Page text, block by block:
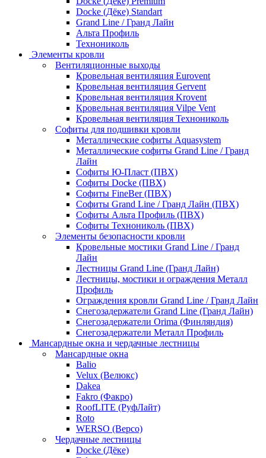
Docke (Дёке) Standart
Grand Line / Гранд Лайн
Альта Профиль
Технониколь
Элементы кровли
Вентиляционные выходы
Кровельная вентиляция Eurovent
Кровельная вентиляция Gervent
Кровельная вентиляция Krovent
Кровельная вентиляция Vilpe Vent
Кровельная вентиляция Технониколь
Cофиты для подшивки кровли
Металлические софиты Aquasystem
Металлические софиты Grand Line / Гранд
Лайн
Софиты Ю-Пласт (ПВХ)
Софиты Docke (ПВХ)
Софиты FineBer (ПВХ)
Софиты Grand Line / Гранд Лайн (ПВХ)
Софиты Альта Профиль (ПВХ)
Софиты Технониколь (ПВХ)
Элементы безопасности кровли
Кровельные мостики Grand Line / Гранд
Лайн
Лестницы Grand Line (Гранд Лайн)
Лестницы, мостики и ограждения Металл
Профиль
Ограждения кровли Grand Line / Гранд Лайн
Снегозадержатели Grand Line (Гранд Лайн)
Снегозадержатели Orima (Финляндия)
Снегозадержатели Металл Профиль
Мансардные окна и чердачные лестницы
Мансардные окна
Balio
Velux (Велюкс)
Dakea
Fakro (Факро)
RoofLITE (РуфЛайт)
Roto
WERSO (Версо)
Чердачные лестницы
Docke (Дёке)